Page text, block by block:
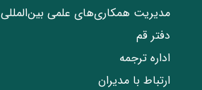
مدیریت همکاری‌های علمی بین‌المللی
دفتر قم
اداره ترجمه
ارتباط با مدیران